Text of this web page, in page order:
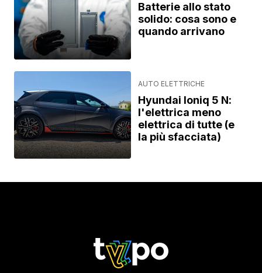
Batterie allo stato
solido: cosa sono e
quando arrivano
AUTO ELETTRICHE
Hyundai Ioniq 5 N:
l'elettrica meno
elettrica di tutte (e
la più sfacciata)